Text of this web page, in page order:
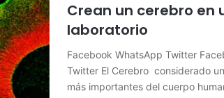
Crean un cerebro en
laboratorio
Facebook WhatsApp Twitter
Twitter El Cerebro considerado
más importantes del cuerpo